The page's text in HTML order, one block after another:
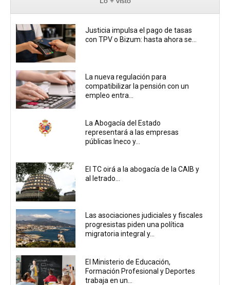
Justicia impulsa el pago de tasas
con TPV o Bizum: hasta ahora se...
La nueva regulación para
compatibilizar la pensión con un
empleo entra...
La Abogacía del Estado
representará a las empresas
públicas Ineco y...
El TC oirá a la abogacía de la CAIB y
al letrado...
Las asociaciones judiciales y fiscales
progresistas piden una política
migratoria integral y...
El Ministerio de Educación,
Formación Profesional y Deportes
trabaja en un...